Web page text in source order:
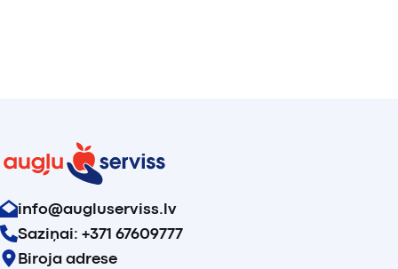
info@augluserviss.lv
Saziņai: +371 67609777
Biroja adrese